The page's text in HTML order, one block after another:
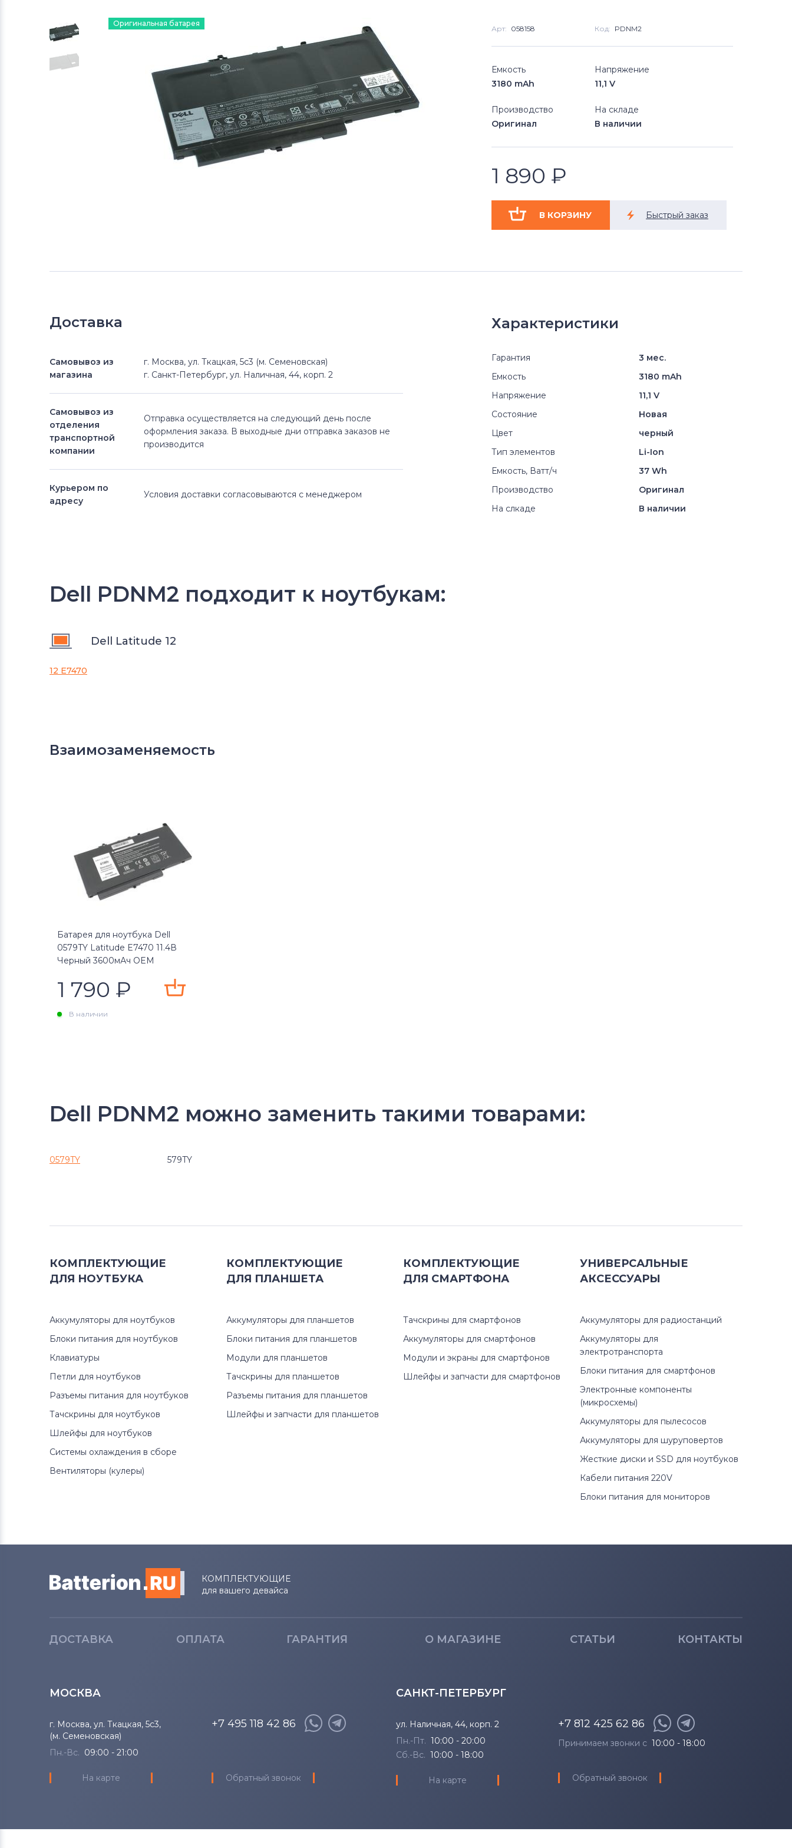
Оригинальная батарея
Арт: 058158 Код: PDNM2
Емкость
3180 mAh
Напряжение
11,1 V
Производство
Оригинал
На складе
В наличии
1 890 ₽
Доставка
Самовывоз из
магазина
г. Москва, ул. Ткацкая, 5с3 (м. Семеновская)
г. Санкт-Петербург, ул. Наличная, 44, корп. 2
Самовывоз из
отделения
транспортной
компании
Отправка осуществляется на следующий день после
оформления заказа. В выходные дни отправка заказов не
производится
Курьером по
адресу
Условия доставки согласовываются с менеджером
Характеристики
Гарантия
3 мес.
Емкость
3180 mAh
Напряжение
11,1 V
Состояние
Новая
Цвет
черный
Тип элементов
Li-Ion
Емкость, Ватт/ч
37 Wh
Производство
Оригинал
На слкаде
В наличии
Dell PDNM2 подходит к ноутбукам:
Dell Latitude 12
12 E7470
Взаимозаменяемость
Батарея для ноутбука Dell
0579TY Latitude E7470 11.4В
Черный 3600мАч OEM
1 790 ₽
В наличии
Dell PDNM2 можно заменить такими товарами:
0579TY 579TY
КОМПЛЕКТУЮЩИЕ
ДЛЯ НОУТБУКА
Аккумуляторы для ноутбуков
Блоки питания для ноутбуков
Клавиатуры
Петли для ноутбуков
Разъемы питания для ноутбуков
Тачскрины для ноутбуков
Шлейфы для ноутбуков
Системы охлаждения в сборе
Вентиляторы (кулеры)
КОМПЛЕКТУЮЩИЕ
ДЛЯ ПЛАНШЕТА
Аккумуляторы для планшетов
Блоки питания для планшетов
Модули для планшетов
Тачскрины для планшетов
Разъемы питания для планшетов
Шлейфы и запчасти для планшетов
КОМПЛЕКТУЮЩИЕ
ДЛЯ СМАРТФОНА
Тачскрины для смартфонов
Аккумуляторы для смартфонов
Модули и экраны для смартфонов
Шлейфы и запчасти для смартфонов
УНИВЕРСАЛЬНЫЕ
АКСЕССУАРЫ
Аккумуляторы для радиостанций
Аккумуляторы для
электротранспорта
Блоки питания для смартфонов
Электронные компоненты
(микросхемы)
Аккумуляторы для пылесосов
Аккумуляторы для шуруповертов
Жесткие диски и SSD для ноутбуков
Кабели питания 220V
Блоки питания для мониторов
КОМПЛЕКТУЮЩИЕ
для вашего девайса
ДОСТАВКА ОПЛАТА ГАРАНТИЯ О МАГАЗИНЕ СТАТЬИ КОНТАКТЫ
МОСКВА
г. Москва, ул. Ткацкая, 5с3,
(м. Семеновская)
Пн.-Вс. 09:00 - 21:00
На карте
+7 495 118 42 86
Обратный звонок
САНКТ-ПЕТЕРБУРГ
ул. Наличная, 44, корп. 2
Пн.-Пт. 10:00 - 20:00
Сб.-Вс. 10:00 - 18:00
На карте
+7 812 425 62 86
Принимаем звонки с 10:00 - 18:00
Обратный звонок